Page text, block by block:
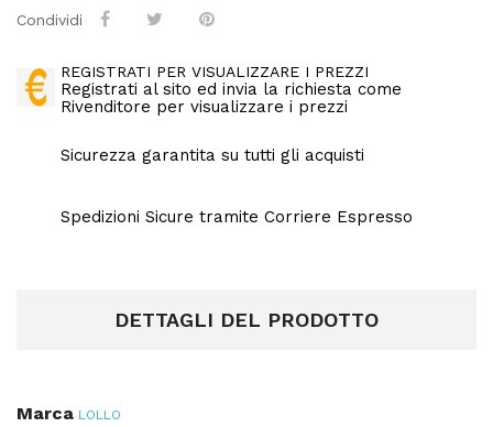
Condividi
REGISTRATI PER VISUALIZZARE I PREZZI
Registrati al sito ed invia la richiesta come
Rivenditore per visualizzare i prezzi
Sicurezza garantita su tutti gli acquisti
Spedizioni Sicure tramite Corriere Espresso
DETTAGLI DEL PRODOTTO
Marca LOLLO